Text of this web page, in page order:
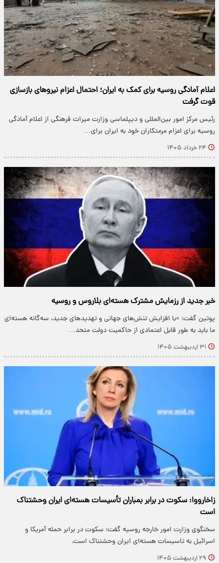
اعلام آمادگی روسیه برای کمک به ایران؛ احتمال اعزام نیروهای بازسازی
قوت گرفت
رئیس مرکز امور بین‌المللی و دیپلماسی وزارت میراث فرهنگی از اعلام آمادگی
روسیه برای اعزام مرمتکاران خود به ایران برای…
۲۴ خرداد ۱۴۰۵
خبر جدید از رزمایش مشترک هسته‌ای بلاروس و روسیه
پوتین گفت: «با افزایش تنش‌های جهانی و تهدیدهای جدید، سه‌گانه هسته‌ای
ما باید به طور قابل اعتمادی از حاکمیت دولت متحد…
۳۱ اردیبهشت ۱۴۰۵
زاخارووا: سکوت در برابر بمباران تأسیسات هسته‌ای ایران وحشتناک
است
سخنگوی وزارت امور خارجه روسیه گفت: سکوت در برابر حمله آمریکا و
اسرائیل به تاسیسات هسته‌ای ایران وحشتناک است.
۲۹ اردیبهشت ۱۴۰۵